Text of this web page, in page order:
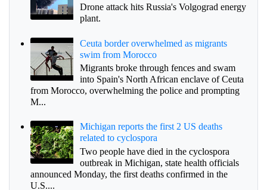
Drone attack hits Russia's Volgograd energy
plant.
Ceuta border overwhelmed as migrants
swim from Morocco
Migrants broke through fences and swam
into Spain's North African enclave of Ceuta
from Morocco, overwhelming the police and prompting
M...
Michigan reports the first 2 US deaths
related to cyclospora
Two people have died in the cyclospora
outbreak in Michigan, state health officials
announced Monday, the first deaths confirmed in the
U.S....